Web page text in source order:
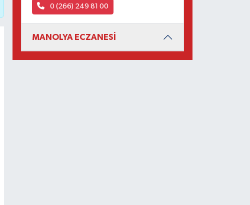
0 (266) 249 81 00
MANOLYA ECZANESİ